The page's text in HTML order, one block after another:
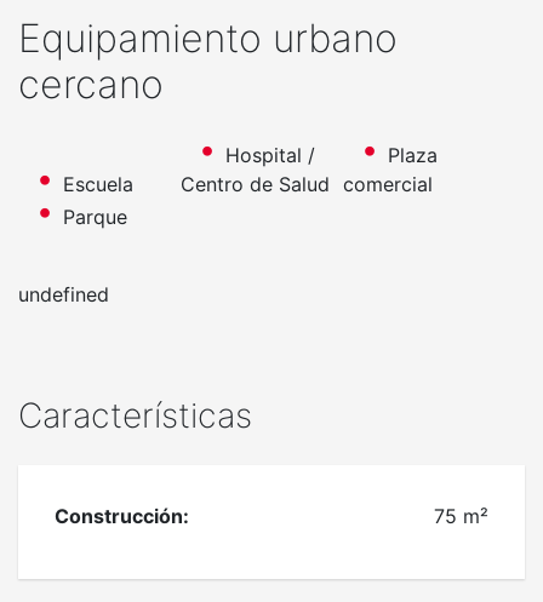
Características
Construcción: 75 m²
Equipamiento urbano
cercano
Escuela
Hospital /
Centro de Salud
Plaza
comercial
Parque
undefined